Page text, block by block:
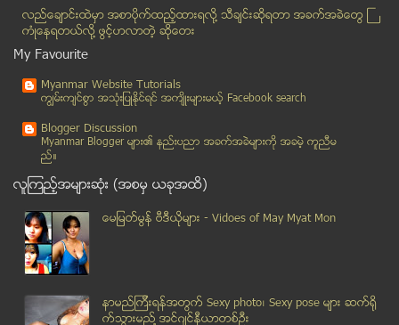
အထက္ျမန္မာျပည္တစ္ခုလုံး၏ ရာသီဥတုအေျခအေနကို ေစာင့္ၾ...
အာဆီယံအလႇည့္က် ဥကၠ႒ တာ၀န္ယူခ်ိန္တြင္ လူ႕အခြင့္အေရး...
မေလးရွားရဲမ်ားအား လူသတ္ခြင့္လိုင္စင္ေပး
ျပည္ေထာင္စုသမၼတျမန္မာႏိုင္ငံေတာ္ ႏိုင္ငံေတာ္သမၼတ အ...
ရန္ကုန္ၿမိဳ႕လယ္ဧရိယာကို ကမၻာ့ယဥ္ေက်းမႈအေမြအႏႇစ္ ေစ...
လူထုအသံကုိနားေထာင္ဖုိ႔ ေဒၚေအာင္ဆန္းစုၾကည္ ေျပာဆုိ
အရက္၊ အခ်ဳိရည္ အတုျပဳလုပ္ရန္ ရည္ရြယ္ခ်က္ျဖင့္ တင္သ...
ထိုင္းေတာင္ပိုင္းရွိ ATM စက္ ၂၆ လံုးတြင္ ဗံုးကြဲမႈ...
ေကြးေကြးေကာက္ေကာက္ Samsung စမတ္ဖုန္း တရားဝင္ျပသျပီ
လည္ေခ်ာင္းထဲမွာ အစာပိုက္ထည့္ထားရလုိ႔ သီခ်င္းဆုိရတာ အခက္အခဲေတြ ႀ
ကံဳေနရတယ္လို႔ ဖြင့္ဟလာတဲ့ ဆုိေတး
My Favourite
Myanmar Website Tutorials
ကၽြမ္းက်င္စြာ အသုံးျပဳႏုိင္ရင္ အက်ိဳးမ်ားမယ့္ Facebook search
Blogger Discussion
Myanmar Blogger မ်ား၏ နည္းပညာ အခက္အခဲမ်ားကုိ အခမဲ့ ကူညီမ
ည္။
လူၾကည့္အမ်ားဆုံး (အစမွ ယခုအထိ)
ေမျမတ္မြန္ ဗီဒီယုိမ်ား - Vidoes of May Myat Mon
နာမည္ၾကီးရန္အတြက္ Sexy photo၊ Sexy pose မ်ား ဆက္ရို
က္သြားမည္႔ အင္ဂ်င္နီယာတစ္ဦး